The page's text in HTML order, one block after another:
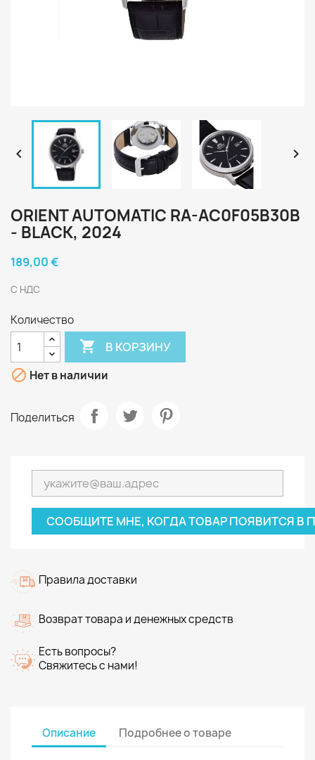
 
ORIENT AUTOMATIC RA-AC0F05B30B
- BLACK, 2024
189,00 €
С НДС
Количество
 В КОРЗИНУ
 Нет в наличии
Поделиться
СООБЩИТЕ МНЕ, КОГДА ТОВАР ПОЯВИТСЯ В
Правила доставки
Возврат товара и денежных средств
Есть вопросы?
Свяжитесь с нами!
Описание Подробнее о товаре